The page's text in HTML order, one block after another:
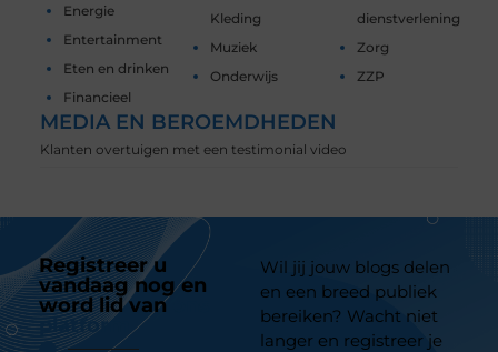
Energie
Entertainment
Eten en drinken
Financieel
Kleding
Muziek
Onderwijs
dienstverlening
Zorg
ZZP
MEDIA EN BEROEMDHEDEN
Klanten overtuigen met een testimonial video
Registreer u
vandaag nog en
word lid van
platform
Wil jij jouw blogs delen
en een breed publiek
bereiken? Wacht niet
langer en registreer je